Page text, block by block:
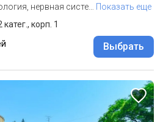
нервная систе… Показать еще
корп. 1
Выбрать